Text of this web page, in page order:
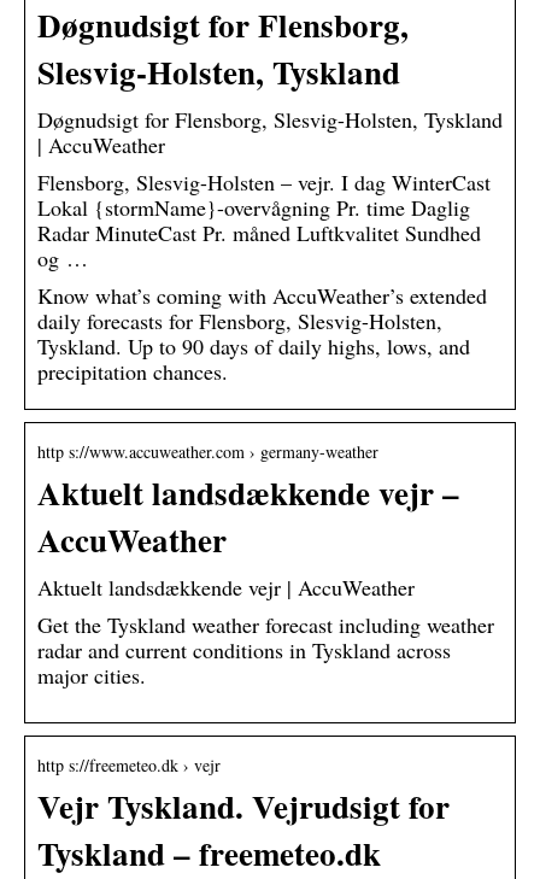
Døgnudsigt for Flensborg,
Slesvig-Holsten, Tyskland
Døgnudsigt for Flensborg, Slesvig-Holsten, Tyskland
| AccuWeather
Flensborg, Slesvig-Holsten – vejr. I dag WinterCast
Lokal {stormName}-overvågning Pr. time Daglig
Radar MinuteCast Pr. måned Luftkvalitet Sundhed
og …
Know what’s coming with AccuWeather’s extended
daily forecasts for Flensborg, Slesvig-Holsten,
Tyskland. Up to 90 days of daily highs, lows, and
precipitation chances.
http s://www.accuweather.com › germany-weather
Aktuelt landsdækkende vejr –
AccuWeather
Aktuelt landsdækkende vejr | AccuWeather
Get the Tyskland weather forecast including weather
radar and current conditions in Tyskland across
major cities.
http s://freemeteo.dk › vejr
Vejr Tyskland. Vejrudsigt for
Tyskland – freemeteo.dk